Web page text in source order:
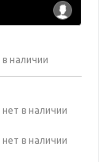
в наличии
Нет в наличии
Нет в наличии